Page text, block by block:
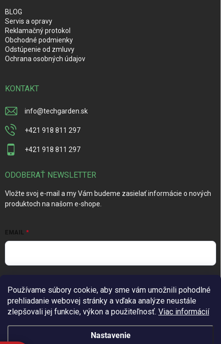
Používame súbory cookie, aby sme vám umožnili pohodlné
prehliadanie webovej stránky a vďaka analýze neustále
zlepšovali jej funkcie, výkon a použiteľnosť. Viac informácií
Nastavenie
BLOG
Servis a opravy
Reklamačný protokol
Obchodné podmienky
Odstúpenie od zmluvy
Ochrana osobných údajov
KONTAKT
info@techgarden.sk
+421 918 811 297
+421 918 811 297
ODOBERAŤ NEWSLETTER
Vložte svoj e-mail a my Vám budeme zasielať informácie o nových
produktoch na našom e-shope.
EMAIL
údajov
Prihlásiť sa